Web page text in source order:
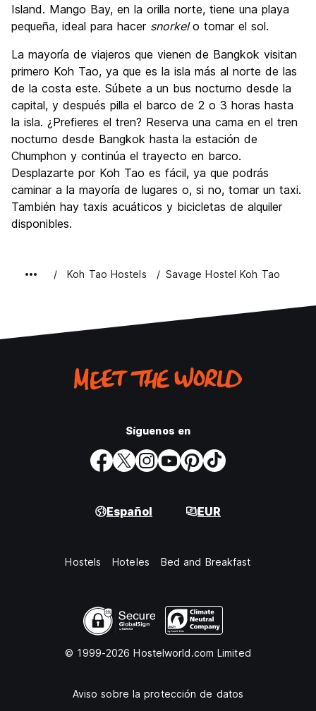
Island. Mango Bay, en la orilla norte, tiene una playa
pequeña, ideal para hacer snorkelo tomar el sol.
La mayoría de viajeros que vienen de Bangkok visitan
primero Koh Tao, ya que es la isla más al norte de las
de la costa este. Súbete a un bus nocturno desde la
capital, y después pilla el barco de 2 o 3 horas hasta
la isla. ¿Prefieres el tren? Reserva una cama en el tren
nocturno desde Bangkok hasta la estación de
Chumphon y continúa el trayecto en barco.
Desplazarte por Koh Tao es fácil, ya que podrás
caminar a la mayoría de lugares o, si no, tomar un taxi.
También hay taxis acuáticos y bicicletas de alquiler
disponibles.
Koh Tao Hostels Savage Hostel Koh Tao
Síguenos en
Español EUR
Hostels Hoteles Bed and Breakfast
© 1999-2026 Hostelworld.com Limited
Aviso sobre la protección de datos